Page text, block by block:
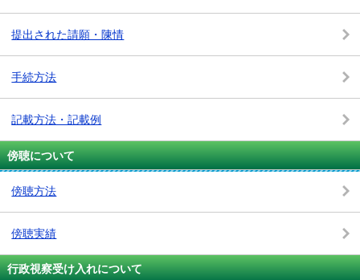
提出された請願・陳情
手続方法
記載方法・記載例
傍聴について
傍聴方法
傍聴実績
行政視察受け入れについて